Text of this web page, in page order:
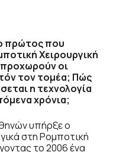
πρώτος που
Χειρουργική
οι
τον τομέα; Πώς
η τεχνολογία
χρόνια;
υπήρξε ο
στη Ρομποτική
το 2006 ένα